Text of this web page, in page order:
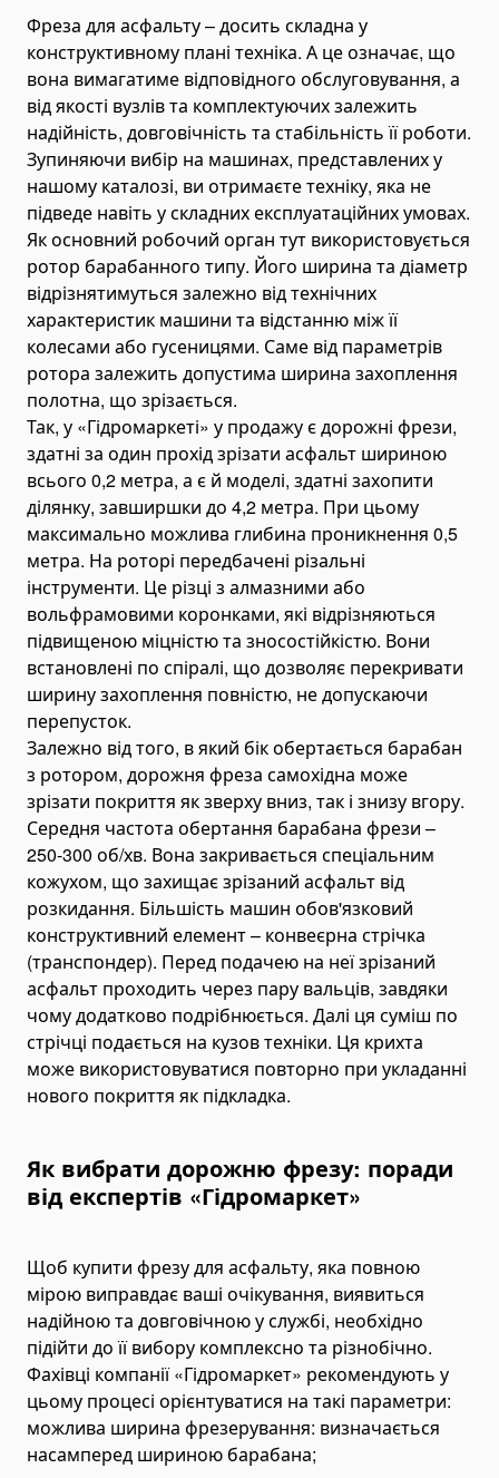
Комплектуючі для валів відбору потужності
Hydraulic filters
Пневматика
Пневматичне керування
Пневматичні комплектуючі
Лебідки
Лебідки гідравлічні
Ручні лебідки
Електричні лебідки
Тягові лебідки
Лебідки для квадроциклів
Черв'якові лебідки
Якірні лебідки
Бензинові лебідки
Лебідки пневматичні
Тельфери електричні
Портативні лебідки
Комплектуючі для лебідок
Установка лебідок
Hydraulic Winch
Mooring Winches
Capstan Winches
Windlass Kapal
Hand Winches
Air Winches
Industrial Automation
Filling & Dosing Machines
CNC Machines & Routers
Laser Engraving & Marking Machines
Metalworking Machines
Welding Equipment
Door & Gate Automation
Mesin Label
Gear Reducers
Torque Wrench Kunci Torsi
Pneumatic Jack Hammers
Pneumatic Impact Wrenches
Electric Jack Hammers
Multi-Tool Sets
Hydraulic Nut Splitters
Testing Equipment
Фреза для асфальту – досить складна у
конструктивному плані техніка. А це означає, що
вона вимагатиме відповідного обслуговування, а
від якості вузлів та комплектуючих залежить
надійність, довговічність та стабільність її роботи.
Зупиняючи вибір на машинах, представлених у
нашому каталозі, ви отримаєте техніку, яка не
підведе навіть у складних експлуатаційних умовах.
Як основний робочий орган тут використовується
ротор барабанного типу. Його ширина та діаметр
відрізнятимуться залежно від технічних
характеристик машини та відстанню між її
колесами або гусеницями. Саме від параметрів
ротора залежить допустима ширина захоплення
полотна, що зрізається.
Так, у «Гідромаркеті» у продажу є дорожні фрези,
здатні за один прохід зрізати асфальт шириною
всього 0,2 метра, а є й моделі, здатні захопити
ділянку, завширшки до 4,2 метра. При цьому
максимально можлива глибина проникнення 0,5
метра. На роторі передбачені різальні
інструменти. Це різці з алмазними або
вольфрамовими коронками, які відрізняються
підвищеною міцністю та зносостійкістю. Вони
встановлені по спіралі, що дозволяє перекривати
ширину захоплення повністю, не допускаючи
перепусток.
Залежно від того, в який бік обертається барабан
з ротором, дорожня фреза самохідна може
зрізати покриття як зверху вниз, так і знизу вгору.
Середня частота обертання барабана фрези –
250-300 об/хв. Вона закривається спеціальним
кожухом, що захищає зрізаний асфальт від
розкидання. Більшість машин обов'язковий
конструктивний елемент – конвеєрна стрічка
(транспондер). Перед подачею на неї зрізаний
асфальт проходить через пару вальців, завдяки
чому додатково подрібнюється. Далі ця суміш по
стрічці подається на кузов техніки. Ця крихта
може використовуватися повторно при укладанні
нового покриття як підкладка.
Як вибрати дорожню фрезу: поради
від експертів «Гідромаркет»
Щоб купити фрезу для асфальту, яка повною
мірою виправдає ваші очікування, виявиться
надійною та довговічною у службі, необхідно
підійти до її вибору комплексно та різнобічно.
Фахівці компанії «Гідромаркет» рекомендують у
цьому процесі орієнтуватися на такі параметри:
можлива ширина фрезерування: визначається
насамперед шириною барабана;